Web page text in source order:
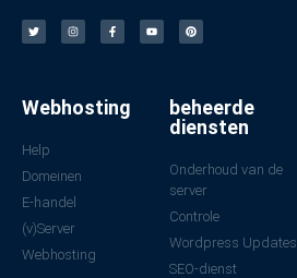
Webhosting
Help
Domeinen
E-handel
(v)Server
Webhosting
beheerde
diensten
Onderhoud van de
server
Controle
Wordpress Updates
SEO-dienst